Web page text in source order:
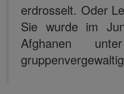
erdrosselt. Oder
Sie wurde im
Afghanen